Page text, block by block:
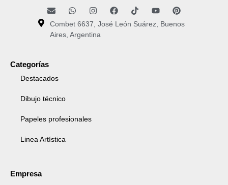
Combet 6637, José León Suárez, Buenos
Aires, Argentina
Categorías
Destacados
Dibujo técnico
Papeles profesionales
Linea Artística
Empresa